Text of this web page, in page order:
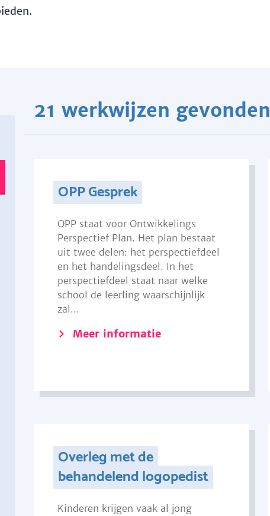
21 werkwijzen gevonden
OPP Gesprek
OPP staat voor Ontwikkelings
Perspectief Plan. Het plan bestaat
uit twee delen: het perspectiefdeel
en het handelingsdeel. In het
perspectiefdeel staat naar welke
school de leerling waarschijnlijk
zal...
Meer informatie
Overleg met de
behandelend logopedist
Kinderen krijgen vaak al jong